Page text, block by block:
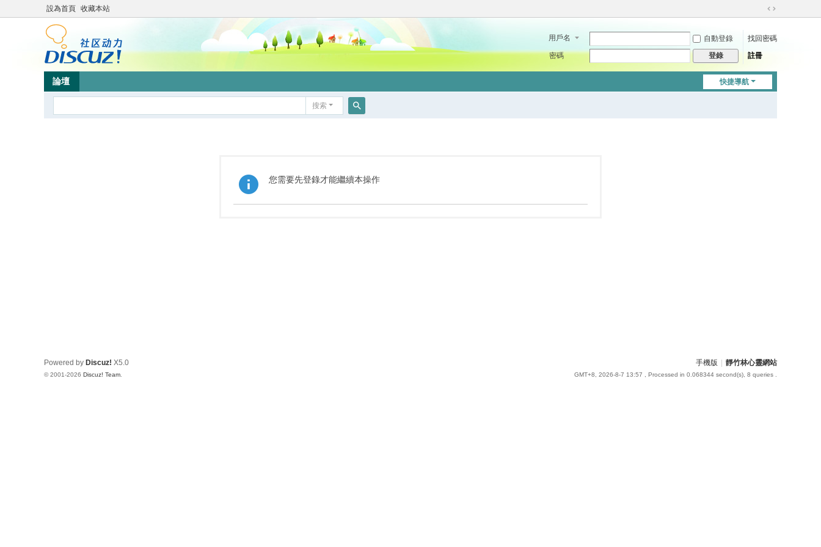
設為首頁 收藏本站
切
到
用戶名 自動登錄
找回密碼
密碼
登錄 註冊
快捷導航
論壇
搜索
您需要先登錄才能繼續本操作
手機版 靜竹林心靈網站
GMT+8, 2026-8-7 13:57 , Processed in 0.068344 second(s), 8 queries .
Powered by Discuz! X5.0
© 2001-2026 Discuz! Team